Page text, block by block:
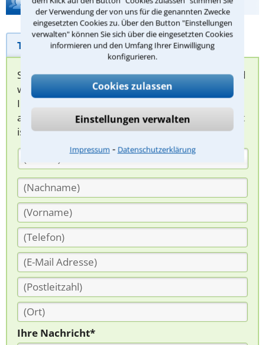
der Verwendung der von uns für die genannten Zwecke
eingesetzten Cookies zu. Über den Button "Einstellungen
verwalten" können Sie sich über die eingesetzten Cookies
informieren und den Umfang Ihrer Einwilligung
konfigurieren.
Cookies zulassen
Einstellungen verwalten
Impressum ⁃ Datenschutzerklärung
Telefonhilfe Beratungsanfrage
Sie können hier Ihren Fall schildern. Anschließend
werden sich spezialisierte Rechtsanwälte bei
Ihnen melden, um das weitere Vorgehen
abzuklären. Die Rückmeldung durch einen Anwalt
ist für Sie kostenlos.
Ihre Nachricht*